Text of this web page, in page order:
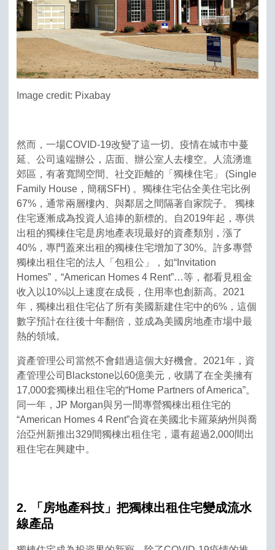
Image credit: Pixabay
然而，一場COVID-19改變了這一切。疫情在城市中蔓
延、公司遠端辦公，店面、辦公室人去樓空。人流湧進
郊區，有著寬闊空間、社交距離的「獨棟住宅」 (Single
Family House，簡稱SFH) 。獨棟住宅佔全美住宅比例
67%，通常兩層樓內、與鄰居之間隔著自家院子。 獨棟
住宅逐漸成為投資人追捧的新標的。自2019年起，專供
出租的獨棟住宅是房地產表現最好的資產類別，漲了
40%，專門蓋來出租的獨棟住宅增加了30%。許多專營
獨棟出租住宅的法人「包租公」，如“Invitation
Homes”，“American Homes 4 Rent”…等，都看見租金
收入以10%以上速度在成長，住用率也創新高。2021
年，獨棟出租住宅佔了所有美國新建住宅中的6%，這個
數字預計在往後十年翻倍，並成為美國房地產市場中最
熱的領域。
資產管理公司當然不會錯過這個大好機會。2021年，資
產管理公司Blackstone以60億美元，收購了在全美擁有
17,000套獨棟出租住宅的“Home Partners of America”。
同一年，JP Morgan與另一間專營獨棟出租住宅的
“American Homes 4 Rent”合資在美國北卡羅萊納州與喬
治亞州新推出329間獨棟出租住宅，還有超過2,000間出
租住宅在興建中。
2. 「房地產科技」把獨棟出租住宅變成流水
線產品